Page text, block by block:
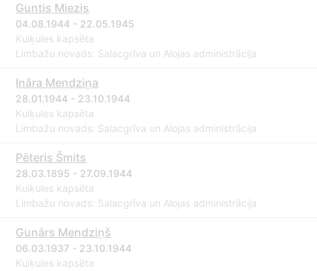
Guntis Miezis
04.08.1944 - 22.05.1945
Kuiķules kapsēta
Limbažu novads: Salacgrīva un Alojas administrācija
Ināra Mendziņa
28.01.1944 - 23.10.1944
Kuiķules kapsēta
Limbažu novads: Salacgrīva un Alojas administrācija
Pēteris Šmits
28.03.1895 - 27.09.1944
Kuiķules kapsēta
Limbažu novads: Salacgrīva un Alojas administrācija
Gunārs Mendziņš
06.03.1937 - 23.10.1944
Kuiķules kapsēta